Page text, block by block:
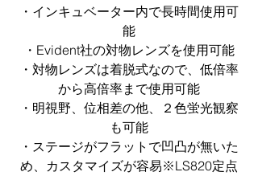
・インキュベーター内で長時間使用可
能
・Evident社の対物レンズを使用可能
・対物レンズは着脱式なので、低倍率
から高倍率まで使用可能
・明視野、位相差の他、２色蛍光観察
も可能
・ステージがフラットで凹凸が無いた
め、カスタマイズが容易※LS820定点